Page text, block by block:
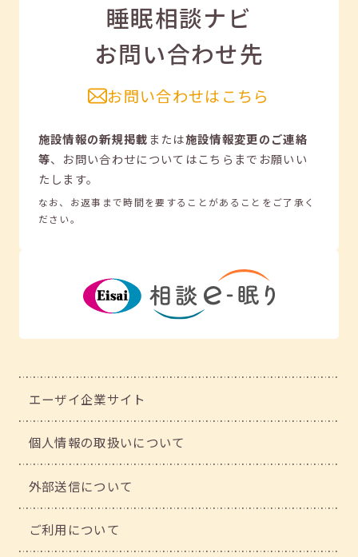
睡眠相談ナビ
お問い合わせ先
お問い合わせはこちら
施設情報の新規掲載または施設情報変更のご連絡
等、 お問い合わせについてはこちらまでお願いい
たします。
なお、お返事まで時間を要することがあることをご了承く
ださい。
エーザイ企業サイト
個人情報の取扱いについて
外部送信について
ご利用について